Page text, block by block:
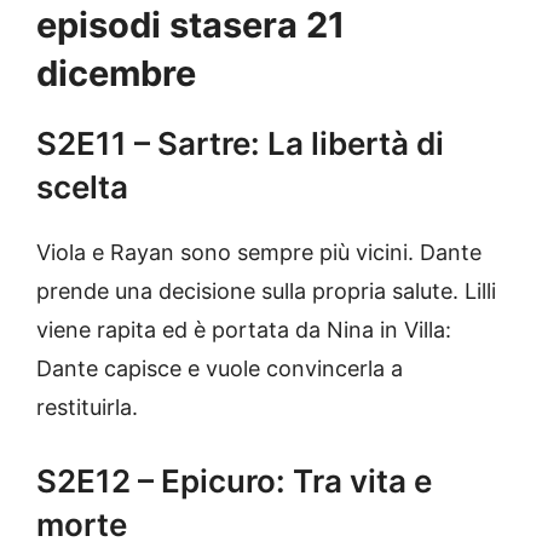
episodi stasera 21
dicembre
S2E11 – Sartre: La libertà di
scelta
Viola e Rayan sono sempre più vicini. Dante
prende una decisione sulla propria salute. Lilli
viene rapita ed è portata da Nina in Villa:
Dante capisce e vuole convincerla a
restituirla.
S2E12 – Epicuro: Tra vita e
morte